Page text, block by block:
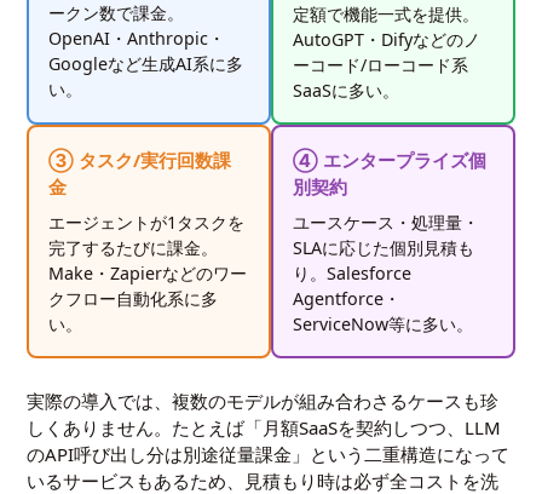
ークン数で課金。
OpenAI・Anthropic・
Googleなど生成AI系に多
い。
定額で機能一式を提供。
AutoGPT・Difyなどのノ
ーコード/ローコード系
SaaSに多い。
③ タスク/実行回数課
金
エージェントが1タスクを
完了するたびに課金。
Make・Zapierなどのワー
クフロー自動化系に多
い。
④ エンタープライズ個
別契約
ユースケース・処理量・
SLAに応じた個別見積も
り。Salesforce
Agentforce・
ServiceNow等に多い。
実際の導入では、複数のモデルが組み合わさるケースも珍
しくありません。たとえば「月額SaaSを契約しつつ、LLM
のAPI呼び出し分は別途従量課金」という二重構造になって
いるサービスもあるため、見積もり時は必ず全コストを洗